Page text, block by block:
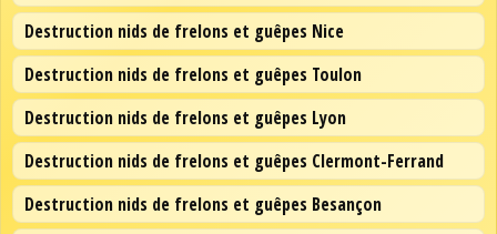
Destruction nids de frelons et guêpes Nice
Destruction nids de frelons et guêpes Toulon
Destruction nids de frelons et guêpes Lyon
Destruction nids de frelons et guêpes Clermont-Ferrand
Destruction nids de frelons et guêpes Besançon